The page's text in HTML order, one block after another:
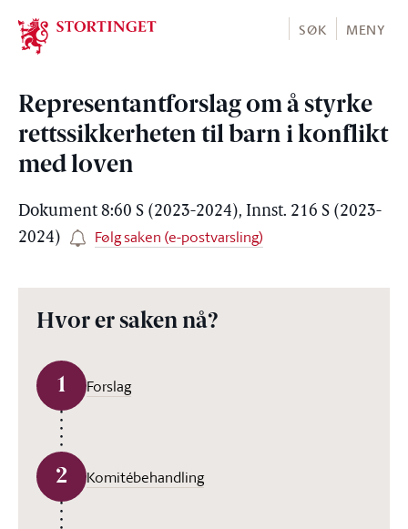
Stortinget.no
SØK MENY
Representantforslag om å styrke
rettssikkerheten til barn i konflikt
med loven
Dokument 8:60 S (2023-2024), Innst. 216 S (2023-
2024)
Følg saken (e-postvarsling)
Hvor er saken nå?
1 Forslag
2 Komitébehandling